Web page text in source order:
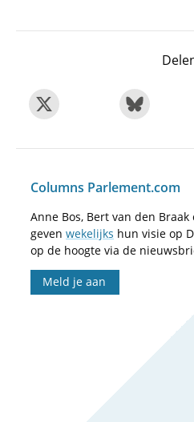
Columns Parlement.com
Anne Bos, Bert van den
geven wekelijks hun visie op
op de hoogte via de
Meld je aan